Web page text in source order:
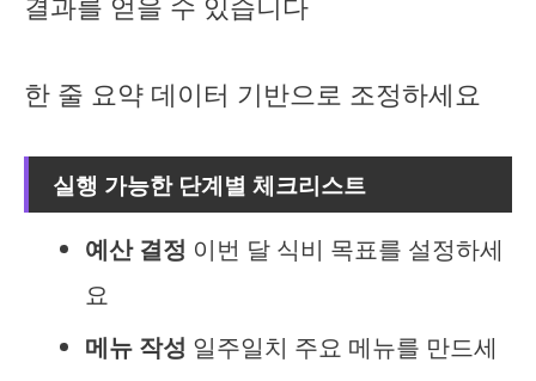
한 줄 요약 데이터 기반으로 조정하세요
실행 가능한 단계별 체크리스트
예산 결정 이번 달 식비 목표를 설정하세
요
메뉴 작성 일주일치 주요 메뉴를 만드세